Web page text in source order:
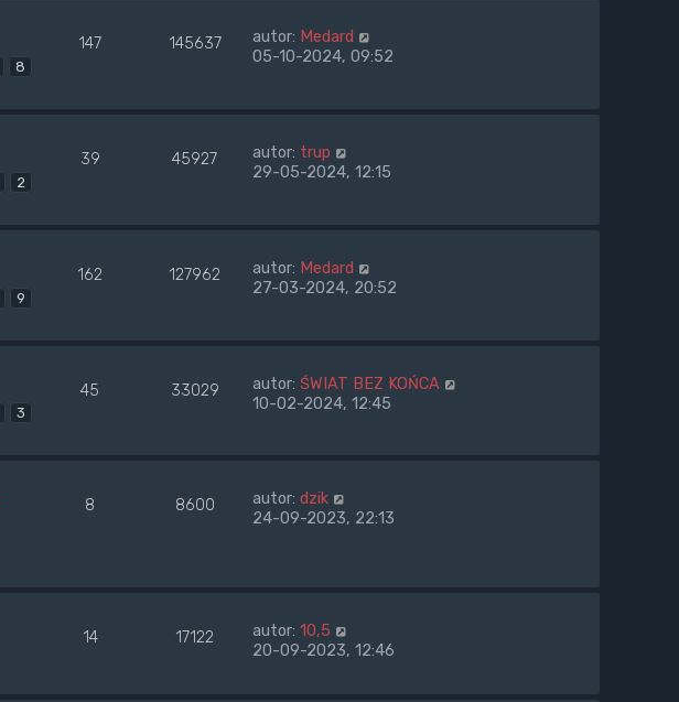
8
147 145637 autor: Medard
05-10-2024, 09:52
2
39 45927 autor: trup
29-05-2024, 12:15
9
162 127962 autor: Medard
27-03-2024, 20:52
3
45 33029 autor: ŚWIAT BEZ KOŃCA
10-02-2024, 12:45
8 8600 autor: dzik
24-09-2023, 22:13
14 17122 autor: 10,5
20-09-2023, 12:46